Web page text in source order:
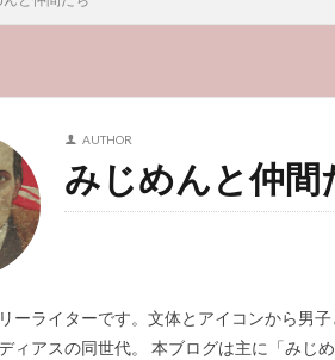
AUTHOR
みじめんと仲間
ーライターです。文体とアイコンから男
ィアスの同世代。 本ブログは主に「みじ